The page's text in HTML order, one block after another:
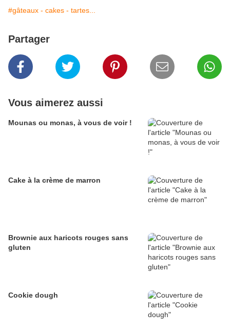
#gâteaux - cakes - tartes...
Partager
Vous aimerez aussi
Mounas ou monas, à vous de voir !
Cake à la crème de marron
Brownie aux haricots rouges sans
gluten
Cookie dough